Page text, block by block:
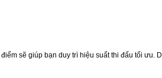
sẽ giúp bạn duy trì hiệu suất thi đấu tối ưu.